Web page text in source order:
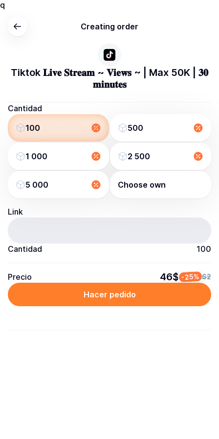
q
Creating order
Tiktok 𝐋𝐢𝐯𝐞 𝐒𝐭𝐫𝐞𝐚𝐦 ~ 𝐕𝐢𝐞𝐰𝐬 ~ | Max 50K | 𝟑𝟎
𝐦𝐢𝐧𝐮𝐭𝐞𝐬
Cantidad
100
500
1 000 2 500
5 000 Choose own
Link
Cantidad 100
Precio 46$ -25% 62
Hacer pedido